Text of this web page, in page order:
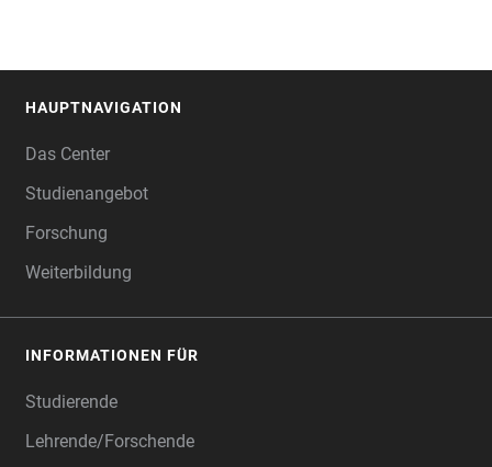
HAUPTNAVIGATION
Das Center
Studienangebot
Forschung
Weiterbildung
INFORMATIONEN FÜR
Studierende
Lehrende/Forschende